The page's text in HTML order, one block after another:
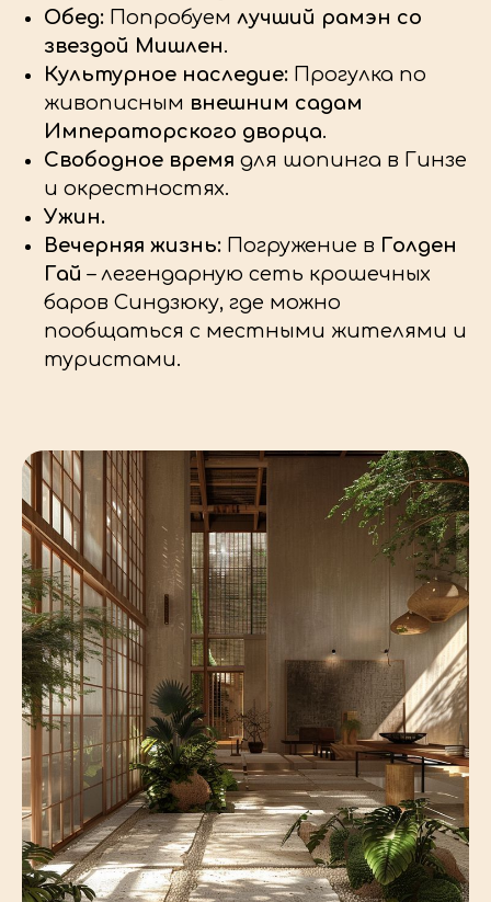
Обед: Попробуем лучший рамэн со
звездой Мишлен.
Культурное наследие: Прогулка по
живописным внешним садам
Императорского дворца.
Свободное время для шопинга в Гинзе
и окрестностях.
Ужин.
Вечерняя жизнь: Погружение в Голден
Гай – легендарную сеть крошечных
баров Синдзюку, где можно
пообщаться с местными жителями и
туристами.